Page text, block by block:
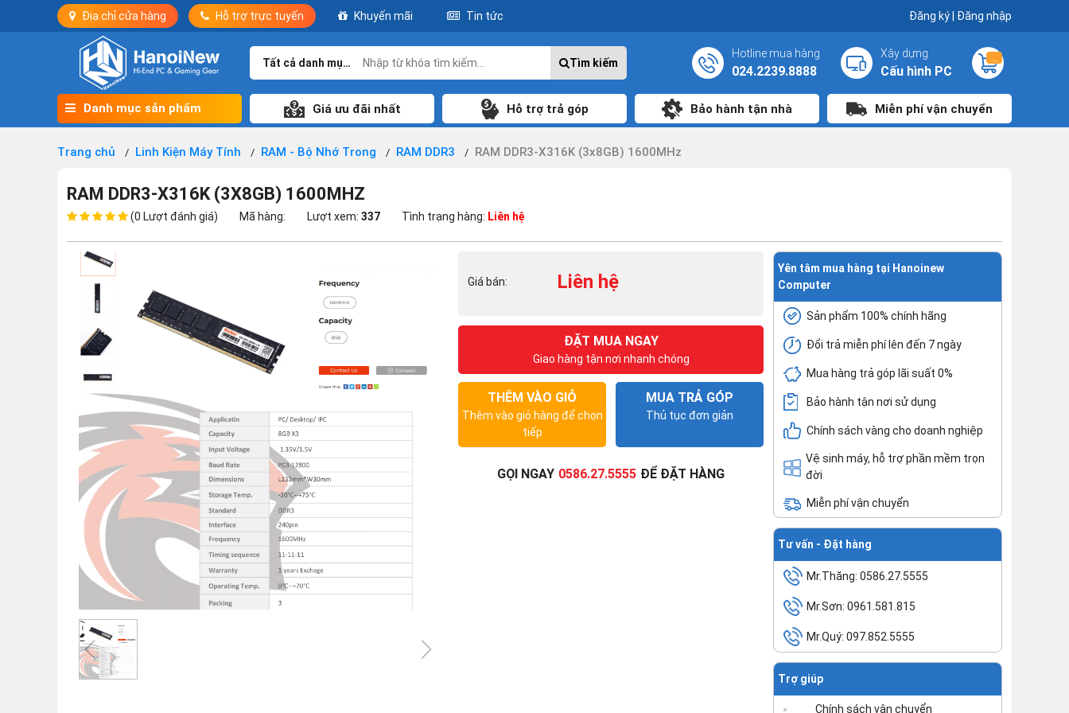
Địa chỉ cửa hàng Hỗ trợ trực tuyến Khuyến mãi Tin tức Đăng ký| Đăng nhập
Tất cả danh mục Tìm kiếm
Hotline mua hàng
024.2239.8888
Xây dựng
Cấu hình PC
Danh mục sản phẩm Giá ưu đãi nhất Hỗ trợ trả góp Bảo hành tận nhà Miễn phí vận chuyển
Trang chủ Linh Kiện Máy Tính RAM - Bộ Nhớ Trong RAM DDR3 RAM DDR3-X316K (3x8GB) 1600MHz
RAM DDR3-X316K (3X8GB) 1600MHZ
(0 Lượt đánh giá) Mã hàng: Lượt xem: 337 Tình trạng hàng: Liên hệ
Giá bán: Liên hệ
ĐẶT MUA NGAY
Giao hàng tận nơi nhanh chóng
THÊM VÀO GIỎ
Thêm vào giỏ hàng để chọn
tiếp
MUA TRẢ GÓP
Thủ tục đơn giản
GỌI NGAY 0586.27.5555 ĐỂ ĐẶT HÀNG
Yên tâm mua hàng tại Hanoinew
Computer
Sản phẩm 100% chính hãng
Đổi trả miễn phí lên đến 7 ngày
Mua hàng trả góp lãi suất 0%
Bảo hành tận nơi sử dụng
Chính sách vàng cho doanh nghiệp
Vệ sinh máy, hỗ trợ phần mềm trọn
đời
Miễn phí vận chuyển
Tư vấn - Đặt hàng
Mr.Thăng: 0586.27.5555
Mr.Sơn: 0961.581.815
Mr.Quý: 097.852.5555
Trợ giúp
Chính sách vận chuyển